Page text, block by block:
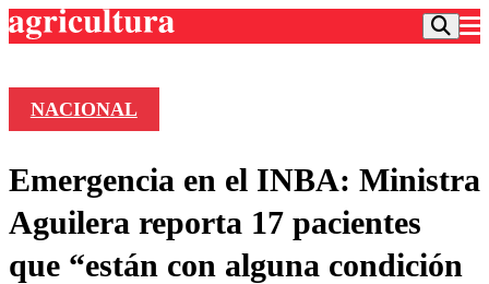
Frecuencias
Agricultura TV
Deportes
Entretención
NACIONAL
Emergencia en el INBA: Ministra
Aguilera reporta 17 pacientes
que “están con alguna condición